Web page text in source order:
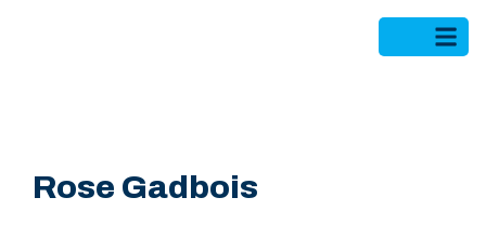
Rose Gadbois